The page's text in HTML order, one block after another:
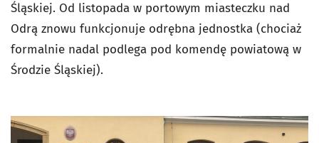
Śląskiej. Od listopada w portowym miasteczku nad
Odrą znowu funkcjonuje odrębna jednostka (chociaż
formalnie nadal podlega pod komendę powiatową w
Środzie Śląskiej).